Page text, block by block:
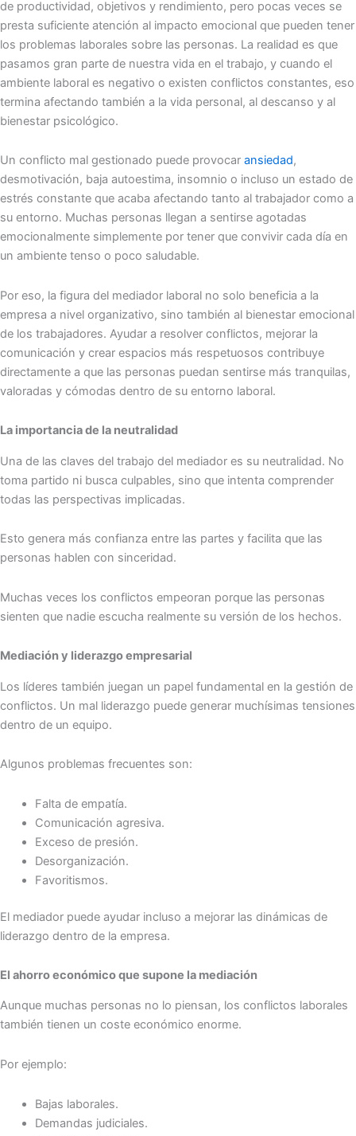
de productividad, objetivos y rendimiento, pero pocas veces se
presta suficiente atención al impacto emocional que pueden tener
los problemas laborales sobre las personas. La realidad es que
pasamos gran parte de nuestra vida en el trabajo, y cuando el
ambiente laboral es negativo o existen conflictos constantes, eso
termina afectando también a la vida personal, al descanso y al
bienestar psicológico.
Un conflicto mal gestionado puede provocar ansiedad,
desmotivación, baja autoestima, insomnio o incluso un estado de
estrés constante que acaba afectando tanto al trabajador como a
su entorno. Muchas personas llegan a sentirse agotadas
emocionalmente simplemente por tener que convivir cada día en
un ambiente tenso o poco saludable.
Por eso, la figura del mediador laboral no solo beneficia a la
empresa a nivel organizativo, sino también al bienestar emocional
de los trabajadores. Ayudar a resolver conflictos, mejorar la
comunicación y crear espacios más respetuosos contribuye
directamente a que las personas puedan sentirse más tranquilas,
valoradas y cómodas dentro de su entorno laboral.
La importancia de la neutralidad
Una de las claves del trabajo del mediador es su neutralidad. No
toma partido ni busca culpables, sino que intenta comprender
todas las perspectivas implicadas.
Esto genera más confianza entre las partes y facilita que las
personas hablen con sinceridad.
Muchas veces los conflictos empeoran porque las personas
sienten que nadie escucha realmente su versión de los hechos.
Mediación y liderazgo empresarial
Los líderes también juegan un papel fundamental en la gestión de
conflictos. Un mal liderazgo puede generar muchísimas tensiones
dentro de un equipo.
Algunos problemas frecuentes son:
Falta de empatía.
Comunicación agresiva.
Exceso de presión.
Desorganización.
Favoritismos.
El mediador puede ayudar incluso a mejorar las dinámicas de
liderazgo dentro de la empresa.
El ahorro económico que supone la mediación
Aunque muchas personas no lo piensan, los conflictos laborales
también tienen un coste económico enorme.
Por ejemplo:
Bajas laborales.
Demandas judiciales.